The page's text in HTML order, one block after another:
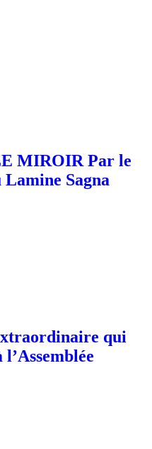
MIROIR Par le
Sagna
qui